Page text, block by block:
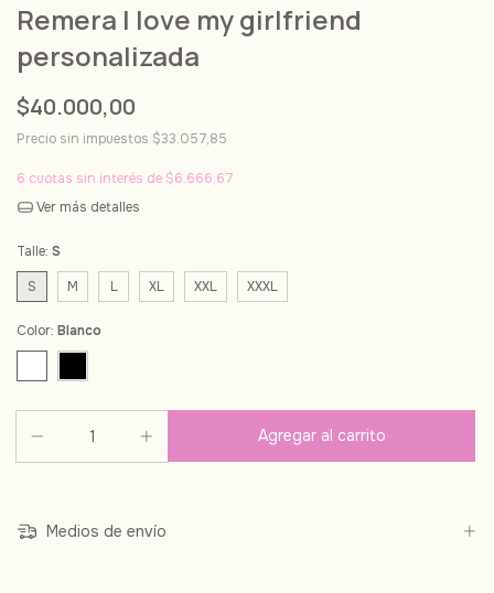
Remera I love my girlfriend
personalizada
$40.000,00
Precio sin impuestos $33.057,85
6 cuotas sin interés de $6.666,67
Ver más detalles
Talle: S
S
M L XL XXL XXXL
Color: Blanco
Medios de envío